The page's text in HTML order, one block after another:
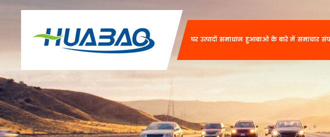
घर उत्पादों समाधान हुआबाओ के बारे में समाचार